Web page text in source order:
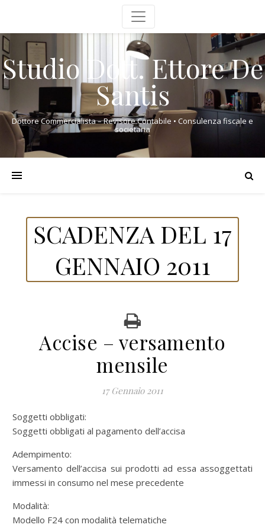
Studio Dott. Ettore De
Santis
Dottore Commercialista – Revisore Contabile • Consulenza fiscale e
societaria
SCADENZA DEL 17
GENNAIO 2011
Accise – versamento
mensile
17 Gennaio 2011
Soggetti obbligati:
Soggetti obbligati al pagamento dell’accisa
Adempimento:
Versamento dell’accisa sui prodotti ad essa assoggettati
immessi in consumo nel mese precedente
Modalità:
Modello F24 con modalità telematiche